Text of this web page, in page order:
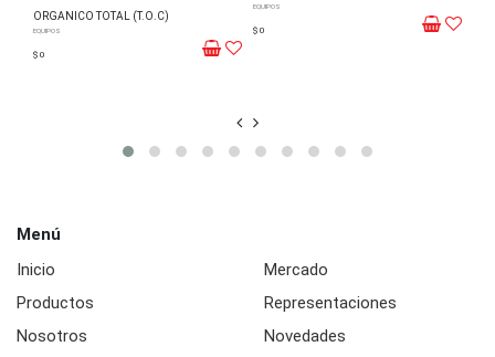
ORGANICO TOTAL (T.O.C)
EQUIPOS
$ 0
EQUIPOS
$ 0
Menú
Inicio
Productos
Nosotros
Mercado
Representaciones
Novedades